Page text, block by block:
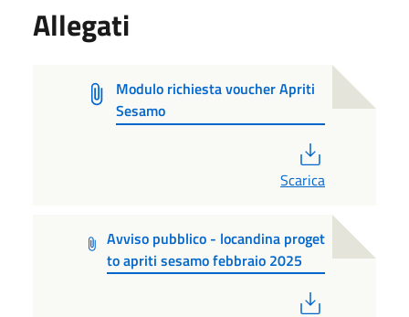
Allegati
Modulo richiesta voucher Apriti
Sesamo
Scarica
Avviso pubblico - locandina proget
to apriti sesamo febbraio 2025